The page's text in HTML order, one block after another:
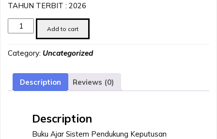
TAHUN TERBIT : 2026
Buku
Ajar
Pendukung
quantity
Add to cart
Category: Uncategorized
Description Reviews (0)
Description
Buku Ajar Sistem Pendukung Keputusan